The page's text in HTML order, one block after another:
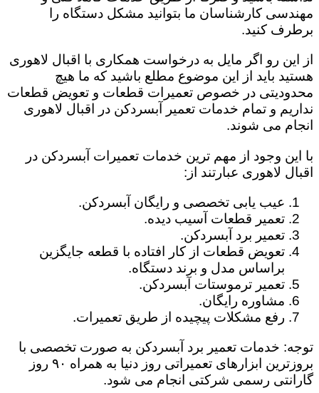
مهندسی کارشناسان ما بتوانید مشکل دستگاه را
برطرف کنید.
از این رو اگر مایل به درخواست همکاری با اقبال لاهوری
هستید باید از این موضوع مطلع باشید که ما هیچ
محدودیتی در خصوص تعمیرات قطعات و تعویض قطعات
نداریم و تمام خدمات تعمیر آبسردکن در اقبال لاهوری
انجام می شوند.
با این وجود از مهم ترین خدمات تعمیرات آبسردکن در
اقبال لاهوری عبارتند از:
عیب یابی تخصصی و رایگان آبسردکن.
تعمیر قطعات آسیب دیده.
تعمیر برد آبسردکن.
تعویض قطعات از کار افتاده با قطعه جایگزین
براساس مدل و برند دستگاه.
تعمیر ترموستات آبسردکن.
مشاوره رایگان.
رفع مشکلات پیچیده از طریق تعمیرات.
توجه: خدمات تعمیر برد آبسردکن به صورت تخصصی با
بروزترین ابزارهای تعمیراتی روز دنیا به همراه ۹۰ روز
گارانتی رسمی شرکتی انجام می شود.